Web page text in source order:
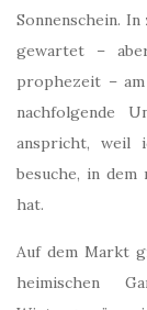
Sonnenschein.
gewartet –
prophezeit –
nachfolgende
anspricht, weil
besuche, in dem
hat.
Auf dem Markt
heimischen